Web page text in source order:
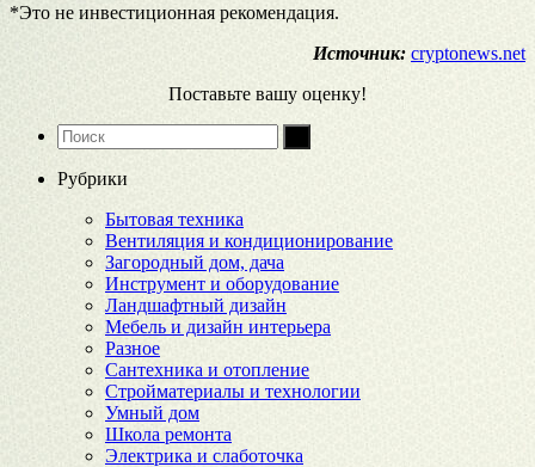
*Это не инвестиционная рекомендация.
Источник: cryptonews.net
Поставьте вашу оценку!
Рубрики
Бытовая техника
Вентиляция и кондиционирование
Загородный дом, дача
Инструмент и оборудование
Ландшафтный дизайн
Мебель и дизайн интерьера
Разное
Сантехника и отопление
Стройматериалы и технологии
Умный дом
Школа ремонта
Электрика и слаботочка